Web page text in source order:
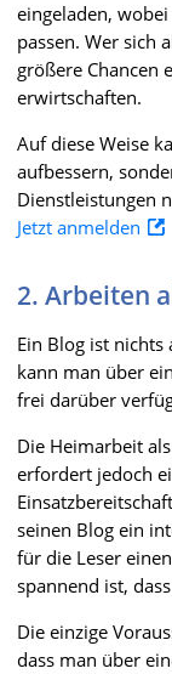
eingeladen,
passen. Wer sich
größere Chancen
erwirtschaften.
Auf diese Weise
aufbessern,
Dienstleistungen
Jetzt anmelden
2. Arbeiten
Ein Blog ist nichts
kann man über
frei darüber
Die Heimarbeit
erfordert jedoch
seinen Blog ein
für die Leser
spannend ist,
Die einzige
dass man über